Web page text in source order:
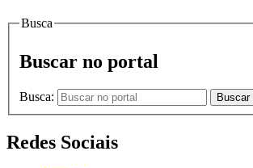
Busca
Buscar no portal
Busca: Buscar
Redes Sociais